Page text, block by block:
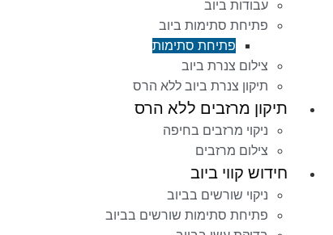
עבודות ביוב
פתיחת סתימות ביוב
פתיחת סתימות
צילום צנרת ביוב
תיקון צנרת ביוב ללא הרס
תיקון מרזבים ללא הרס
ניקוי מרזבים בחיפה
צילום מרזבים
חידוש קווי ביוב
ניקוי שורשים בביוב
פתיחת סתימות שורשים בביוב